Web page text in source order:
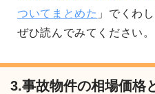
ついてまとめた 」でくわ
ぜひ読んでみてください。
3.事故物件の相場価格